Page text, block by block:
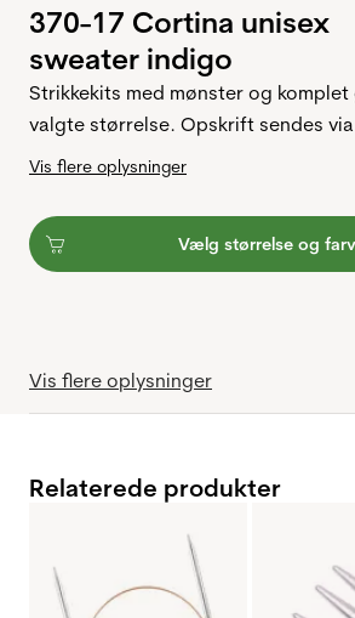
370-17 Cortina unisex
sweater indigo
Strikkekits med mønster og
valgte størrelse. Opskrift sendes
Vis flere oplysninger
Vælg størrelse og
Vis flere oplysninger
Relaterede produkter